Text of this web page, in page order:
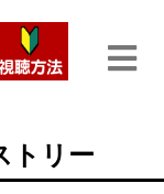
トリー